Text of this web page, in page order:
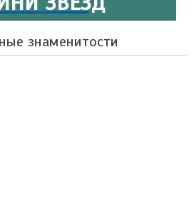
знаменитости